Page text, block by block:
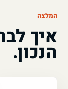
המלצה
איך
הנכון.